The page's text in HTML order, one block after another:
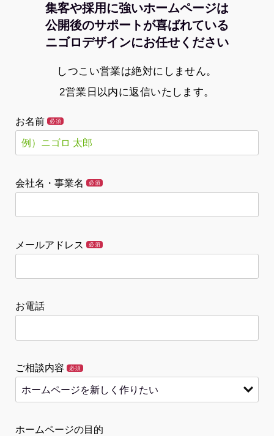
集客や採用に強いホームページは
公開後のサポートが喜ばれている
ニゴロデザインにお任せください
しつこい営業は絶対にしません。
2営業日以内に返信いたします。
お名前 必須
会社名・事業名 必須
メールアドレス 必須
お電話
ご相談内容 必須
ホームページの目的